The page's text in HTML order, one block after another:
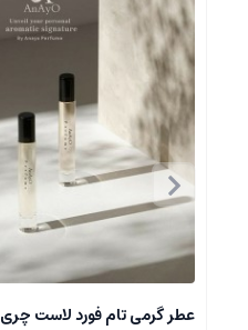
نت های پایه (Base Notes)
مشک و عنبر
گرمای خاص
چوب صندل و کُندر:حس
** عنبر و وانیل:** حس
این نت ها عطر را بسیار
تحلیل کلی رایحه
رایحه ای چوبی، معطر و
عطر گرمی تام فورد لاست